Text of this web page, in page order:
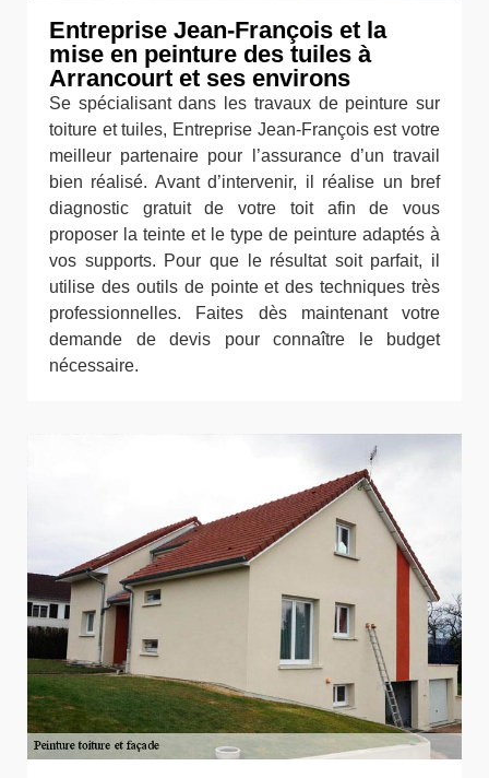
Entreprise Jean-François et la
mise en peinture des tuiles à
Arrancourt et ses environs
Se spécialisant dans les travaux de peinture sur
toiture et tuiles, Entreprise Jean-François est votre
meilleur partenaire pour l’assurance d’un travail
bien réalisé. Avant d’intervenir, il réalise un bref
diagnostic gratuit de votre toit afin de vous
proposer la teinte et le type de peinture adaptés à
vos supports. Pour que le résultat soit parfait, il
utilise des outils de pointe et des techniques très
professionnelles. Faites dès maintenant votre
demande de devis pour connaître le budget
nécessaire.